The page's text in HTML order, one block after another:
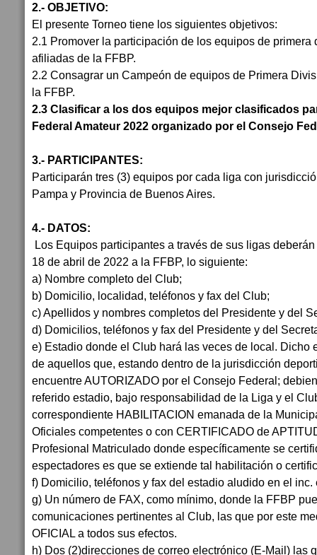
2.- OBJETIVO:
El presente Torneo tiene los siguientes objetivos:
2.1 Promover la participación de los equipos de primera
afiliadas de la FFBP.
2.2 Consagrar un Campeón de equipos de Primera
la FFBP.
2.3 Clasificar a los dos equipos mejor clasificados
Federal Amateur 2022 organizado por el Consejo
3.- PARTICIPANTES:
Participarán tres (3) equipos por cada liga con
Pampa y Provincia de Buenos Aires.
4.- DATOS:
Los Equipos participantes a través de sus ligas
18 de abril de 2022 a la FFBP, lo siguiente:
a) Nombre completo del Club;
b) Domicilio, localidad, teléfonos y fax del Club;
c) Apellidos y nombres completos del Presidente y del
d) Domicilios, teléfonos y fax del Presidente y del
e) Estadio donde el Club hará las veces de local. Dicho
de aquellos que, estando dentro de la jurisdicción
encuentre AUTORIZADO por el Consejo Federal;
referido estadio, bajo responsabilidad de la Liga y el
correspondiente HABILITACION emanada de la
Oficiales competentes o con CERTIFICADO de
Profesional Matriculado donde específicamente se
espectadores es que se extiende tal habilitación o
f) Domicilio, teléfonos y fax del estadio aludido en el inc.
g) Un número de FAX, como mínimo, donde la FFBP
comunicaciones pertinentes al Club, las que por este
OFICIAL a todos sus efectos.
h) Dos (2)direcciones de correo electrónico (E-Mail) las